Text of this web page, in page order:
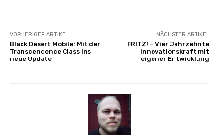
VORHERIGER ARTIKEL
Black Desert Mobile: Mit der
Transcendence Class ins
neue Update
NÄCHSTER ARTIKEL
FRITZ! – Vier Jahrzehnte
Innovationskraft mit
eigener Entwicklung